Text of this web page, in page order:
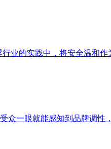
业的实践中，将安全温和
一眼就能感知到品牌调性